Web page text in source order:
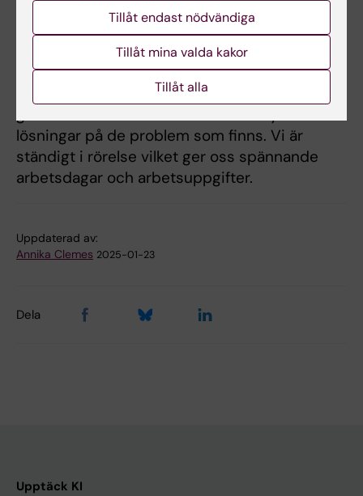
Vad är roligast i ert arbete?
– Alla möten med personer, det ger så mycket
och på KI finns möjligheten att följa personers
utveckling och karriär över tid vilket är väldigt
lösningar på de problem som finns. Vi är
ständigt i rörelse vilket ger oss spännande
arbetsdagar och arbetsuppgifter.
Uppdaterad av:
Annika Clemes 2025-01-23
Dela
Upptäck KI
Tillåt endast nödvändiga
Tillåt mina valda kakor
Tillåt alla